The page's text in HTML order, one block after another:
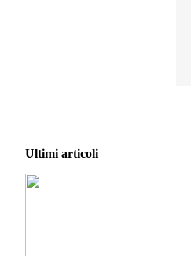
Ultimi articoli